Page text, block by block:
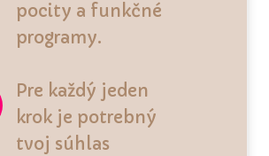
pocity a funkčné
programy.
Pre každý jeden
krok je potrebný
tvoj súhlas